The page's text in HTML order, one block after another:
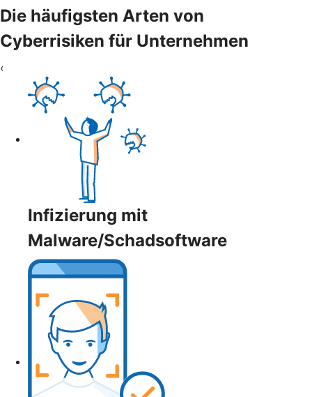
Die häufigsten Arten von
Cyberrisiken für Unternehmen
‹
Infizierung mit
Malware/Schadsoftware